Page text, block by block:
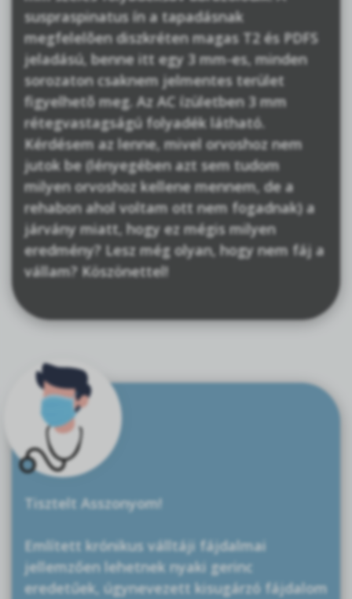
suspraspinatus ín a tapadásnak
megfelelõen diszkréten magas T2 és PDFS
jeladású, benne itt egy 3 mm-es, minden
sorozaton csaknem jelmentes terület
figyelhetõ meg. Az AC ízületben 3 mm
rétegvastagságú folyadék látható.
Kérdésem az lenne, mivel orvoshoz nem
jutok be (lényegében azt sem tudom
milyen orvoshoz kellene mennem, de a
rehabon ahol voltam ott nem fogadnak) a
járvány miatt, hogy ez mégis milyen
eredmény? Lesz még olyan, hogy nem fáj a
vállam? Köszönettel!
Tisztelt Asszonyom!
Említett krónikus válltáji fájdalmai
jellemzően lehetnek nyaki gerinc
eredetűek, úgynevezett kisugárzó fájdalom